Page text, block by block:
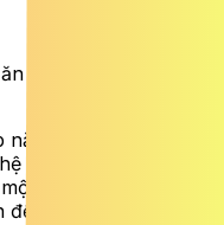
mấy quả chuối một
lượng tốt và
tiêu hóa. Tuy nhiên,
cách điều độ, nhất
sức khỏe.